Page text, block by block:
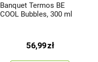
Banquet Termos BE
COOL Bubbles, 300 ml
56,99zł